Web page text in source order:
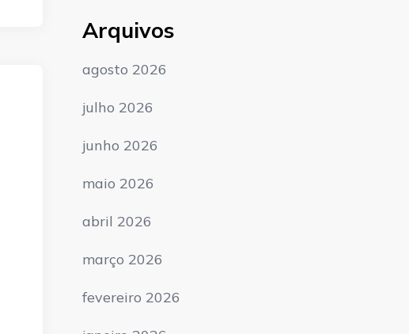
Arquivos
agosto 2026
julho 2026
junho 2026
maio 2026
abril 2026
março 2026
fevereiro 2026